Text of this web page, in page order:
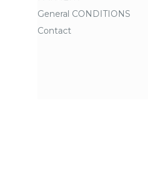
General CONDITIONS
Contact